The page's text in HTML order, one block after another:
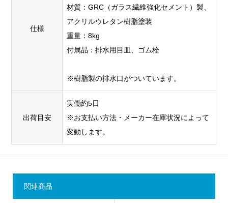
仕様
材質：GRC（ガラス繊維強化セメント）製、
アクリルウレタン樹脂塗装
重量：8kg
付属品：排水用目皿、ゴム栓
※樹脂製の排水口がついています。
出荷目安
実働約5日
※お支払い方法・メーカー在庫状況によって
変動します。
関連商品